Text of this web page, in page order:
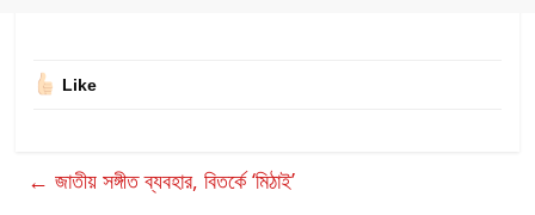
Like
← জাতীয় সঙ্গীত ব্যবহার, বিতর্কে ‘মিঠাই’